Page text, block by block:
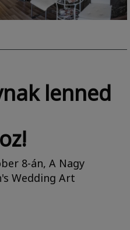
lenned
8-án, A Nagy
Wedding Art